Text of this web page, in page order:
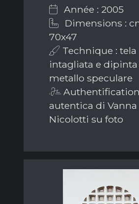
Année : 2005
Dimensions :
70x47
Technique : tela
intagliata e dipinta
metallo speculare
autentica di Vanna
Nicolotti su foto